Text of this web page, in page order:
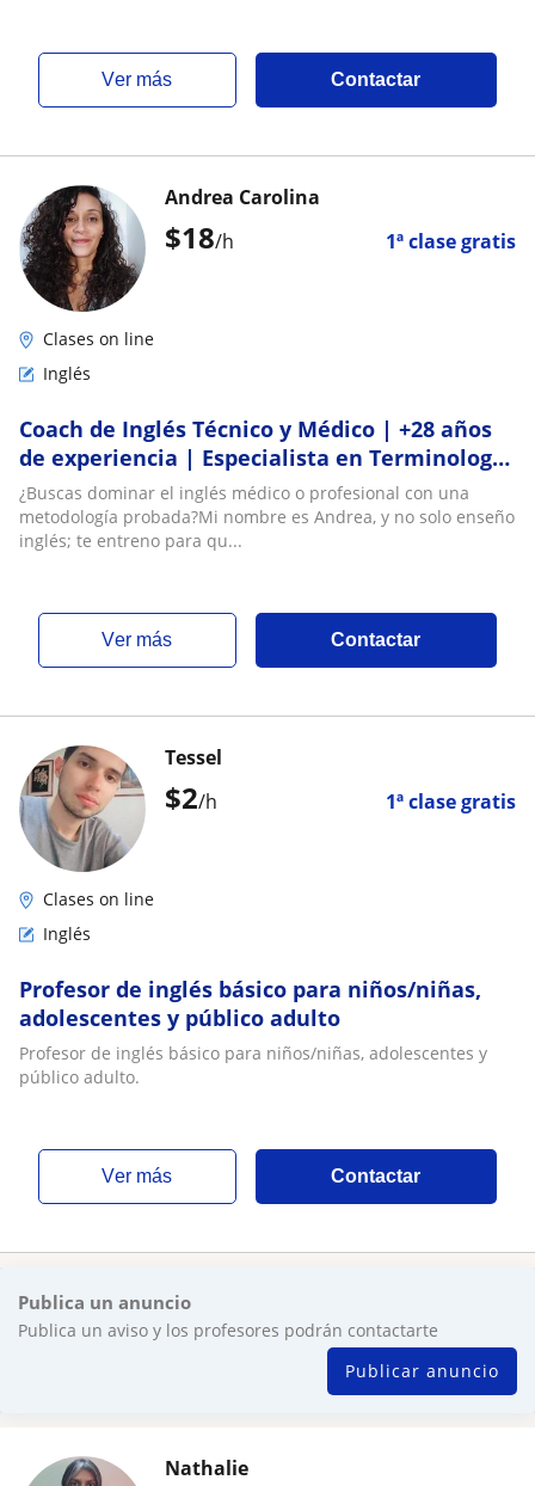
ver más Contactar
$18/h 1ª clase gratis
Andrea Carolina
Clases on line
Inglés
Coach de Inglés Técnico y Médico | +28 años
de experiencia | Especialista en Terminología
Clínica y Comunicación Efectiva
¿Buscas dominar el inglés médico o profesional con una
metodología probada?Mi nombre es Andrea, y no solo enseño
inglés; te entreno para qu...
ver más Contactar
$2/h 1ª clase gratis
Tessel
Clases on line
Inglés
Profesor de inglés básico para niños/niñas,
adolescentes y público adulto
Profesor de inglés básico para niños/niñas, adolescentes y
público adulto.
ver más Contactar
Publica un anuncio
Publica un aviso y los profesores podrán contactarte
Publicar anuncio
Nathalie